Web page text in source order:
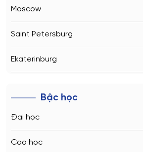
Moscow
Saint Petersburg
Ekaterinburg
Bậc học
Đại học
Cao học